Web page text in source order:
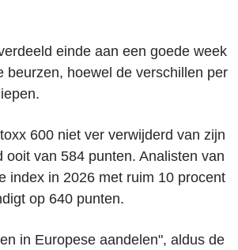
einde aan een goede week
beurzen, hoewel de verschillen per
600 niet ver verwijderd van zijn
ooit van 584 punten. Analisten van
index in 2026 met ruim 10 procent
op 640 punten.
in Europese aandelen", aldus de